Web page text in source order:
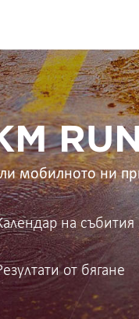
мобилното ни
на събития
от бягане